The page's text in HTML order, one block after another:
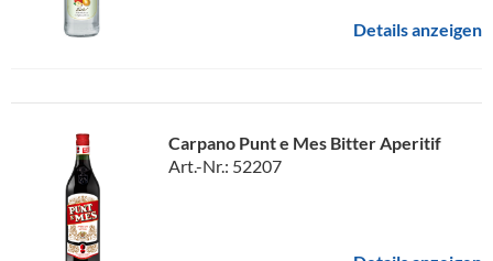
Details anzeigen
Carpano Punt e Mes Bitter Aperitif
Art.-Nr.: 52207